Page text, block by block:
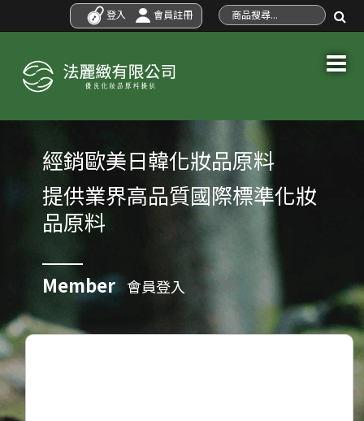
登入 會員註冊
經銷歐美日韓化妝品原料
提供業界高品質國際標準化妝
品原料
Member 會員登入